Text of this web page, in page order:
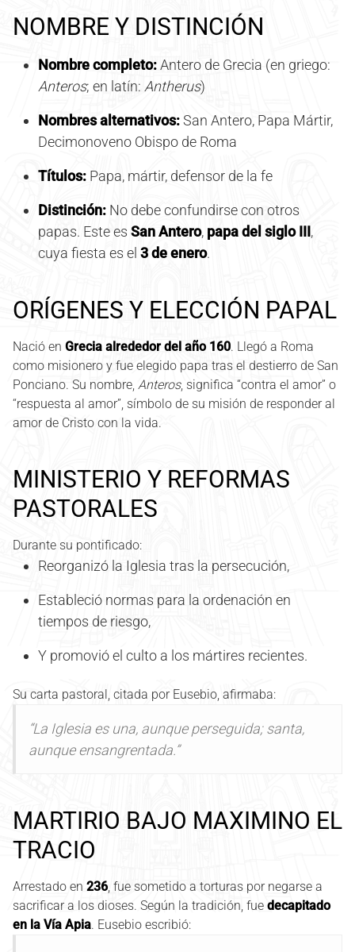
NOMBRE Y DISTINCIÓN
Nombre completo:Antero de Grecia (en griego:
Anteros; en latín: Antherus)
Nombres alternativos:San Antero, Papa Mártir,
Decimonoveno Obispo de Roma
Títulos: Papa, mártir, defensor de la fe
Distinción: No debe confundirse con otros
papas. Este es San Antero, papa del siglo III,
cuya fiesta es el 3 de enero.
ORÍGENES Y ELECCIÓN PAPAL
Nació en Grecia alrededor del año 160. Llegó a Roma
como misionero y fue elegido papa tras el destierro de San
Ponciano. Su nombre, Anteros, significa “contra el amor” o
“respuesta al amor”, símbolo de su misión de responder al
amor de Cristo con la vida.
MINISTERIO Y REFORMAS
PASTORALES
Durante su pontificado:
Reorganizó la Iglesia tras la persecución,
Estableció normas para la ordenación en
tiempos de riesgo,
Y promovió el culto a los mártires recientes.
Su carta pastoral, citada por Eusebio, afirmaba:
“La Iglesia es una, aunque perseguida; santa,
aunque ensangrentada.”
MARTIRIO BAJO MAXIMINO EL
TRACIO
Arrestado en 236, fue sometido a torturas por negarse a
sacrificar a los dioses. Según la tradición, fue decapitado
en la Vía Apia. Eusebio escribió: